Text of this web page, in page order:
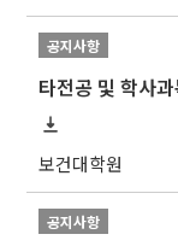
공지사항
타전공 및 학사
보건대학원
공지사항